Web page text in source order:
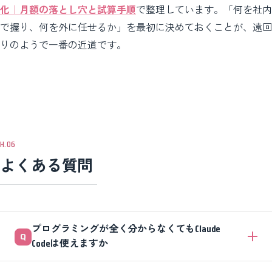
化｜月額の落とし穴と試算手順で整理しています。「何を社内
で握り、何を外に任せるか」を最初に決めておくことが、遠回
りのようで一番の近道です。
よくある質問
プログラミングが全く分からなくてもClaude
Codeは使えますか